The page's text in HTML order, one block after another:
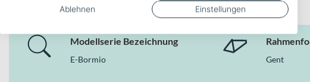
Modellserie Bezeichnung
E-Bormio Gent
Ablehnen Einstellungen